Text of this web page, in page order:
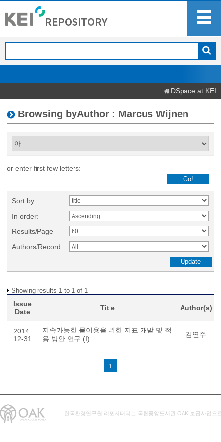
DSpace at KEI
Browsing byAuthor : Marcus Wijnen
or enter first few letters:
Sort by:
In order:
Results/Page
Authors/Record:
Showing results 1 to 1 of 1
Issue
Date
Title Author(s)
2014-
12-31
지속가능한 물이용을 위한 지표 개발 및 적
용 방안 연구 (I)
김연주
1
한국환경연구원 리포지터리는 국립중앙도서관 OAK 보급사업